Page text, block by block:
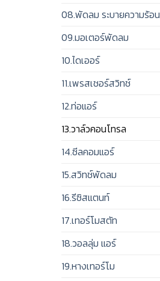
08.พัดลม ระบายความร้อน
09.มอเตอร์พัดลม
10.ไดเออร์
11.เพรสเชอร์สวิทช์
12.ท่อแอร์
13.วาล์วคอนโทรล
14.ซีลคอมแอร์
15.สวิทช์พัดลม
16.รีซิสแตนท์
17.เทอร์โมสตัท
18.วอลลุ่ม แอร์
19.หางเทอร์โม